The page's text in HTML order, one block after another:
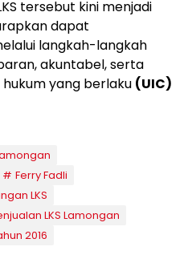
tersebut kini menjadi
dapat
langkah-langkah
akuntabel, serta
yang berlaku (UIC)
Ferry Fadli
LKS
LKS Lamongan
2016